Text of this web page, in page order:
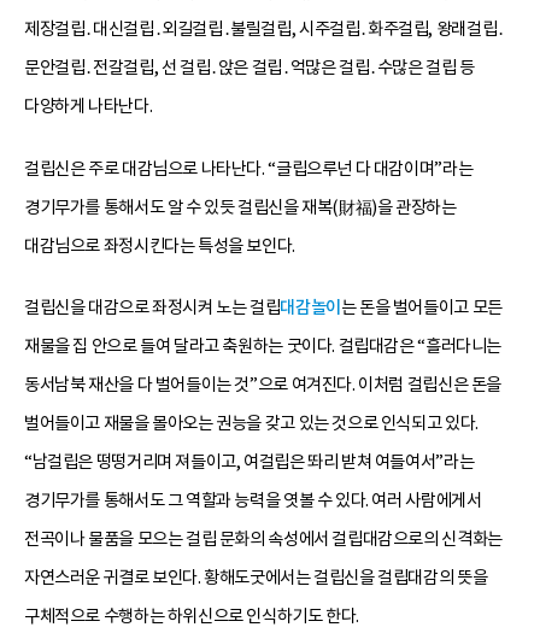
제장걸립․대신걸립․외길걸립․불릴걸립, 시주걸립․화주걸립, 왕래걸립․
문안걸립․전갈걸립, 선 걸립․앉은 걸립․억많은 걸립․수많은 걸립 등
다양하게 나타난다.
걸립신은 주로 대감님으로 나타난다. “글립으루넌 다 대감이며”라는
경기무가를 통해서도 알 수 있듯 걸립신을 재복(財福)을 관장하는
대감님으로 좌정시킨다는 특성을 보인다.
걸립신을 대감으로 좌정시켜 노는 걸립대감놀이 는 돈을 벌어들이고 모든
재물을 집 안으로 들여 달라고 축원하는 굿이다. 걸립대감은 “흘러다니는
동서남북 재산을 다 벌어들이는 것”으로 여겨진다. 이처럼 걸립신은 돈을
벌어들이고 재물을 몰아오는 권능을 갖고 있는 것으로 인식되고 있다.
“남걸립은 떵떵거리며 져들이고, 여걸립은 똬리 받쳐 여들여서”라는
경기무가를 통해서도 그 역할과 능력을 엿볼 수 있다. 여러 사람에게서
전곡이나 물품을 모으는 걸립 문화의 속성에서 걸립대감으로의 신격화는
자연스러운 귀결로 보인다. 황해도굿에서는 걸립신을 걸립대감의 뜻을
구체적으로 수행하는 하위신으로 인식하기도 한다.